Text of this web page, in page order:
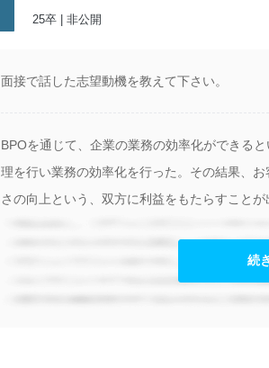
25卒 | 非公開
面接で話した志望動機を教えて下さい。
BPOを通じて、企業の業務の効率化ができる
理を行い業務の効率化を行った。その結果、
さの向上という、双方に利益をもたらすことが
続